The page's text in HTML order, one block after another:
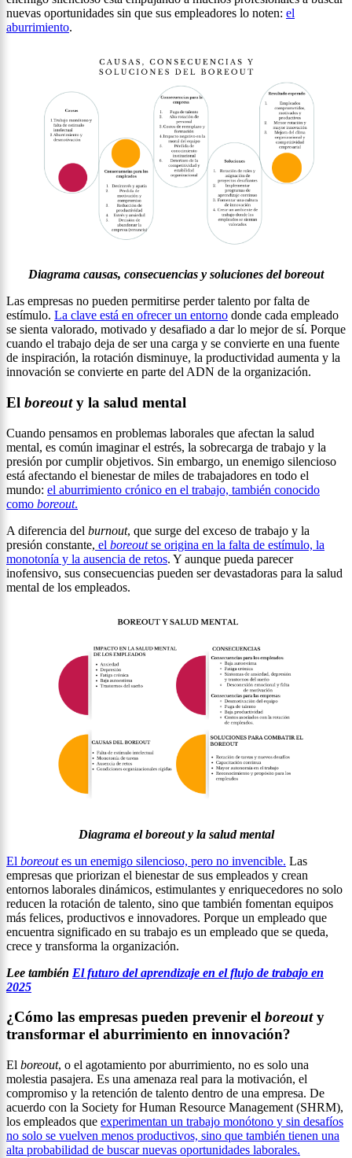
nuevas oportunidades sin que sus empleadores lo noten: el
aburrimiento.
Diagrama causas, consecuencias y soluciones del boreout
Las empresas no pueden permitirse perder talento por falta de
estímulo. La clave está en ofrecer un entorno donde cada empleado
se sienta valorado, motivado y desafiado a dar lo mejor de sí. Porque
cuando el trabajo deja de ser una carga y se convierte en una fuente
de inspiración, la rotación disminuye, la productividad aumenta y la
innovación se convierte en parte del ADN de la organización.
El boreouty la salud mental
Cuando pensamos en problemas laborales que afectan la salud
mental, es común imaginar el estrés, la sobrecarga de trabajo y la
presión por cumplir objetivos. Sin embargo, un enemigo silencioso
está afectando el bienestar de miles de trabajadores en todo el
mundo: el aburrimiento crónico en el trabajo, también conocido
como boreout.
A diferencia del burnout, que surge del exceso de trabajo y la
presión constante, el boreoutse origina en la falta de estímulo, la
monotonía y la ausencia de retos. Y aunque pueda parecer
inofensivo, sus consecuencias pueden ser devastadoras para la salud
mental de los empleados.
Diagrama elboreouty la salud mental
El boreoutes un enemigo silencioso, pero no invencible. Las
empresas que priorizan el bienestar de sus empleados y crean
entornos laborales dinámicos, estimulantes y enriquecedores no solo
reducen la rotación de talento, sino que también fomentan equipos
más felices, productivos e innovadores. Porque un empleado que
encuentra significado en su trabajo es un empleado que se queda,
crece y transforma la organización.
Lee también El futuro del aprendizaje en el flujo de trabajo en
2025
¿Cómo las empresas pueden prevenir el boreouty
transformar el aburrimiento en innovación?
El boreout, o el agotamiento por aburrimiento, no es solo una
molestia pasajera. Es una amenaza real para la motivación, el
compromiso y la retención de talento dentro de una empresa. De
acuerdo con la Society for Human Resource Management (SHRM),
los empleados que experimentan un trabajo monótono y sin desafíos
no solo se vuelven menos productivos, sino que también tienen una
alta probabilidad de buscar nuevas oportunidades laborales.